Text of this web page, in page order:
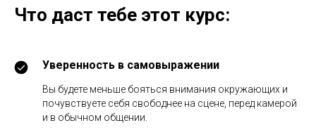
Что даст тебе этот курс:
Уверенность в самовыражении
Вы будете меньше бояться внимания окружающих и
почувствуете себя свободнее на сцене, перед камерой
и в обычном общении.